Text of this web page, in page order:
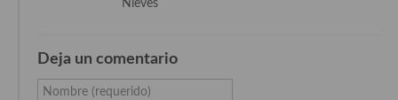
Nieves
Deja un comentario
Nombre (requerido)